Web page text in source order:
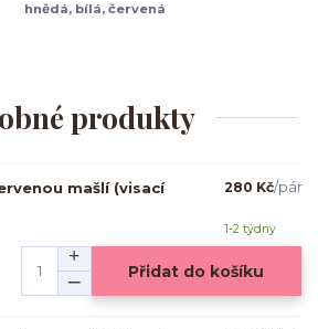
hnědá, bílá, červená
produkty
mašlí (visací
280 Kč/pár
1-2 týdny
Přidat do košíku